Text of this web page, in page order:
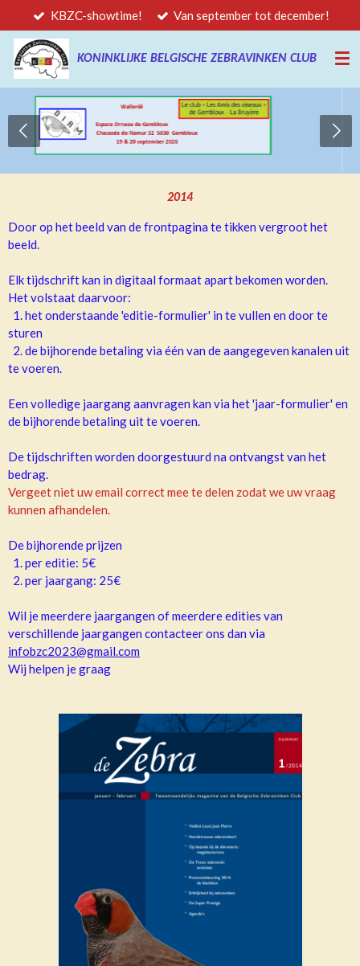
direct
naar
de
hoofdinhoud
KONINKLIJKE BELGISCHE ZEBRAVINKEN CLUB
KBZC-showtime! Van september tot december!
2014
Door op het beeld van de frontpagina te tikken vergroot het
beeld.
Elk tijdschrift kan in digitaal formaat apart bekomen worden.
Het volstaat daarvoor:
1. het onderstaande 'editie-formulier' in te vullen en door te
sturen
2. de bijhorende betaling via één van de aangegeven kanalen uit
te voeren.
Een volledige jaargang aanvragen kan via het 'jaar-formulier' en
de bijhorende betaling uit te voeren.
De tijdschriften worden doorgestuurd na ontvangst van het
bedrag.
Vergeet niet uw email correct mee te delen zodat we uw vraag
kunnen afhandelen.
De bijhorende prijzen
1. per editie: 5€
2. per jaargang: 25€
Wil je meerdere jaargangen of meerdere edities van
verschillende jaargangen contacteer ons dan via
infobzc2023@gmail.com
Wij helpen je graag